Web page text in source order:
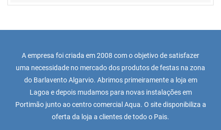
A empresa foi criada em 2008 com o objetivo de satisfazer
uma necessidade no mercado dos produtos de festas na zona
do Barlavento Algarvio. Abrimos primeiramente a loja em
Lagoa e depois mudamos para novas instalações em
Portimão junto ao centro comercial Aqua. O site disponibiliza a
oferta da loja a clientes de todo o Pais.